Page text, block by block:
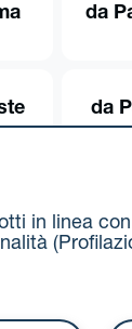
da
da
in linea